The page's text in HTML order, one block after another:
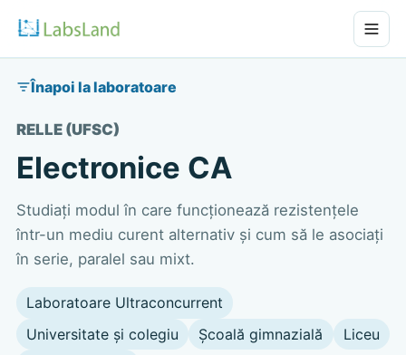
Înapoi la laboratoare
RELLE (UFSC)
Electronice CA
Studiați modul în care funcționează rezistențele
într-un mediu curent alternativ și cum să le asociați
în serie, paralel sau mixt.
Laboratoare Ultraconcurrent
Universitate și colegiu
Școală gimnazială
Liceu